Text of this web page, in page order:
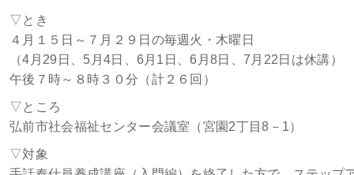
▽とき
４月１５日～７月２９日の毎週火・木曜日
（4月29日、5月4日、6月1日、6月8日、7月22日は休講）
午後７時～８時３０分（計２６回）
▽ところ
弘前市社会福祉センター会議室（宮園2丁目8－1）
▽対象